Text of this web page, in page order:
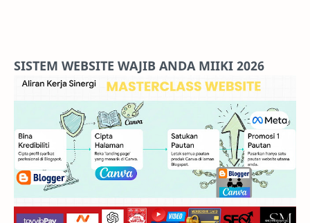
Features
Pricing
Services
RTL Mode
SISTEM WEBSITE WAJIB ANDA MIIKI 2026